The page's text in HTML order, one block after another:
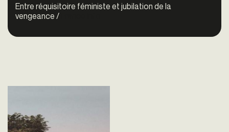
Entre réquisitoire féministe et jubilation de la
vengeance /